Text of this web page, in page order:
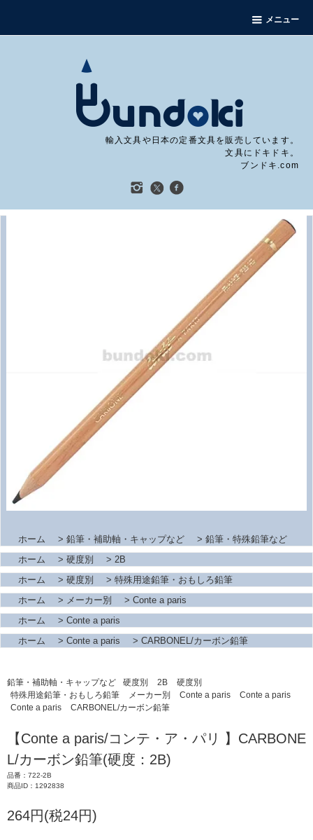
メニュー
輸入文具や日本の定番文具を販売しています。
文具にドキドキ。
ブンドキ.com
ホーム > 鉛筆・補助軸・キャップなど > 鉛筆・特殊鉛筆など
ホーム
> 硬度別 > 2B
ホーム
> 硬度別 > 特殊用途鉛筆・おもしろ鉛筆
ホーム
> メーカー別 > Conte a paris
ホーム
> Conte a paris
ホーム
> Conte a paris > CARBONEL/カーボン鉛筆
鉛筆・補助軸・キャップなど 硬度別 2B
硬度別
特殊用途鉛筆・おもしろ鉛筆
メーカー別 Conte a paris
Conte a paris
Conte a paris
CARBONEL/カーボン鉛筆
【Conte a paris/コンテ・ア・パリ 】CARBONE
L/カーボン鉛筆(硬度：2B)
品番：722-2B
商品ID：1292838
264円(税24円)